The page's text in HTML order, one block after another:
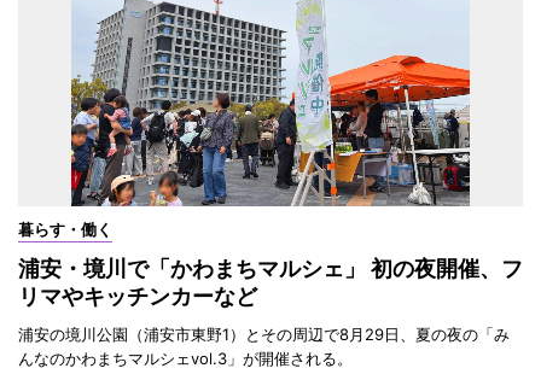
暮らす・働く
浦安・境川で「かわまちマルシェ」 初の夜開催、フ
リマやキッチンカーなど
浦安の境川公園（浦安市東野1）とその周辺で8月29日、夏の夜の「み
んなのかわまちマルシェvol.3」が開催される。